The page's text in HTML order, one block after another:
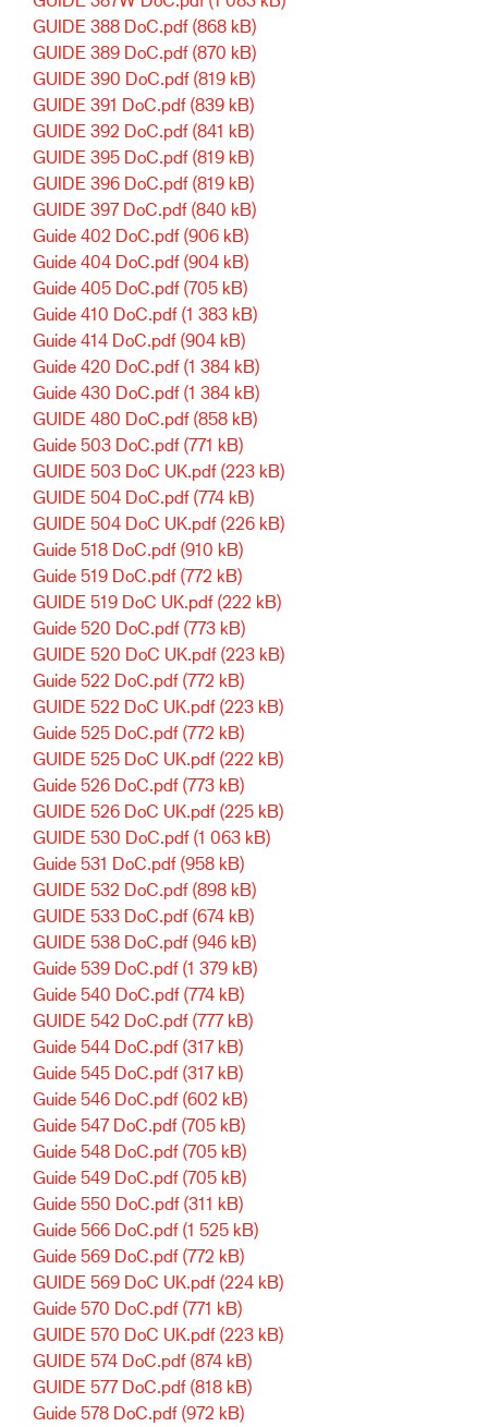
GUIDE 388 DoC.pdf (868 kB)
GUIDE 389 DoC.pdf (870 kB)
GUIDE 390 DoC.pdf (819 kB)
GUIDE 391 DoC.pdf (839 kB)
GUIDE 392 DoC.pdf (841 kB)
GUIDE 395 DoC.pdf (819 kB)
GUIDE 396 DoC.pdf (819 kB)
GUIDE 397 DoC.pdf (840 kB)
Guide 402 DoC.pdf (906 kB)
Guide 404 DoC.pdf (904 kB)
Guide 405 DoC.pdf (705 kB)
Guide 410 DoC.pdf (1 383 kB)
Guide 414 DoC.pdf (904 kB)
Guide 420 DoC.pdf (1 384 kB)
Guide 430 DoC.pdf (1 384 kB)
GUIDE 480 DoC.pdf (858 kB)
Guide 503 DoC.pdf (771 kB)
GUIDE 503 DoC UK.pdf (223 kB)
GUIDE 504 DoC.pdf (774 kB)
GUIDE 504 DoC UK.pdf (226 kB)
Guide 518 DoC.pdf (910 kB)
Guide 519 DoC.pdf (772 kB)
GUIDE 519 DoC UK.pdf (222 kB)
Guide 520 DoC.pdf (773 kB)
GUIDE 520 DoC UK.pdf (223 kB)
Guide 522 DoC.pdf (772 kB)
GUIDE 522 DoC UK.pdf (223 kB)
Guide 525 DoC.pdf (772 kB)
GUIDE 525 DoC UK.pdf (222 kB)
Guide 526 DoC.pdf (773 kB)
GUIDE 526 DoC UK.pdf (225 kB)
GUIDE 530 DoC.pdf (1 063 kB)
Guide 531 DoC.pdf (958 kB)
GUIDE 532 DoC.pdf (898 kB)
GUIDE 533 DoC.pdf (674 kB)
GUIDE 538 DoC.pdf (946 kB)
Guide 539 DoC.pdf (1 379 kB)
Guide 540 DoC.pdf (774 kB)
GUIDE 542 DoC.pdf (777 kB)
Guide 544 DoC.pdf (317 kB)
Guide 545 DoC.pdf (317 kB)
Guide 546 DoC.pdf (602 kB)
Guide 547 DoC.pdf (705 kB)
Guide 548 DoC.pdf (705 kB)
Guide 549 DoC.pdf (705 kB)
Guide 550 DoC.pdf (311 kB)
Guide 566 DoC.pdf (1 525 kB)
Guide 569 DoC.pdf (772 kB)
GUIDE 569 DoC UK.pdf (224 kB)
Guide 570 DoC.pdf (771 kB)
GUIDE 570 DoC UK.pdf (223 kB)
GUIDE 574 DoC.pdf (874 kB)
GUIDE 577 DoC.pdf (818 kB)
Guide 578 DoC.pdf (972 kB)